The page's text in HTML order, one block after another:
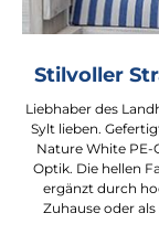
Stilvoller
Liebhaber des
Sylt lieben.
Nature White
Optik. Die hellen
ergänzt durch
Zuhause oder